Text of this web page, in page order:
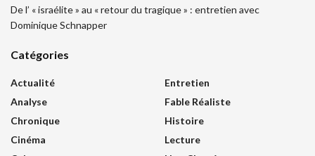
De l’ « israélite » au « retour du tragique » : entretien avec
Dominique Schnapper
Catégories
Actualité
Analyse
Chronique
Cinéma
Entretien
Fable Réaliste
Histoire
Lecture